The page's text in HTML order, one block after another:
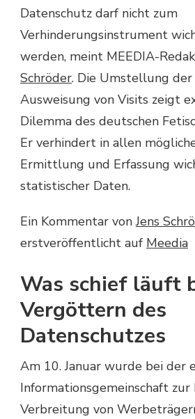
Datenschutz darf nicht zum
Verhinderungsinstrument
werden, meint MEEDIA-
Schröder. Die Umstellung
Ausweisung von Visits zeigt
Dilemma des deutschen
Er verhindert in allen
Ermittlung und Erfassung
statistischer Daten.
Ein Kommentar vonJens
erstveröffentlicht auf Meedia
Was schief läuft
Vergöttern des
Datenschutzes
Am 10. Januar wurde bei der
Informationsgemeinschaft
Verbreitung von